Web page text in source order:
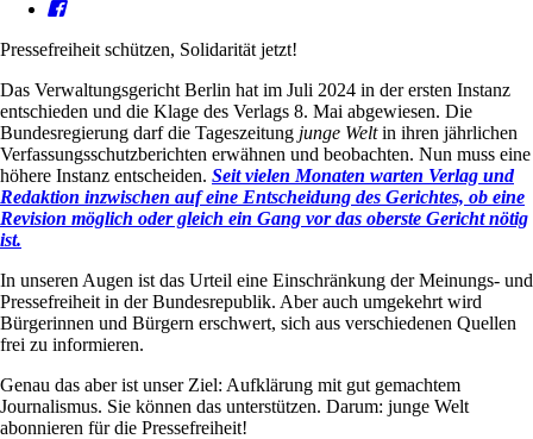
Pressefreiheit schützen, Solidarität jetzt!
Das Verwaltungsgericht Berlin hat im Juli 2024 in der ersten Instanz
entschieden und die Klage des Verlags 8. Mai abgewiesen. Die
Bundesregierung darf die Tageszeitung junge Weltin ihren jährlichen
Verfassungsschutzberichten erwähnen und beobachten. Nun muss eine
höhere Instanz entscheiden. Seit vielen Monaten warten Verlag und
Redaktion inzwischen auf eine Entscheidung des Gerichtes, ob eine
Revision möglich oder gleich ein Gang vor das oberste Gericht nötig
ist.
In unseren Augen ist das Urteil eine Einschränkung der Meinungs- und
Pressefreiheit in der Bundesrepublik. Aber auch umgekehrt wird
Bürgerinnen und Bürgern erschwert, sich aus verschiedenen Quellen
frei zu informieren.
Genau das aber ist unser Ziel: Aufklärung mit gut gemachtem
Journalismus. Sie können das unterstützen. Darum: junge Welt
abonnieren für die Pressefreiheit!